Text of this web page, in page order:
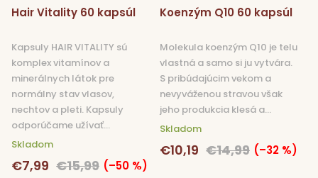
€7,99 €15,99 (–50 %)
Skladom
Hair Vitality 60 kapsúl
Kapsuly HAIR VITALITY sú
komplex vitamínov a
minerálnych látok pre
normálny stav vlasov,
nechtov a pleti. Kapsuly
odporúčame užívať...
€10,19 €14,99 (–32 %)
Skladom
Koenzým Q10 60 kapsúl
Molekula koenzým Q10 je telu
vlastná a samo si ju vytvára.
S pribúdajúcim vekom a
nevyváženou stravou však
jeho produkcia klesá a...